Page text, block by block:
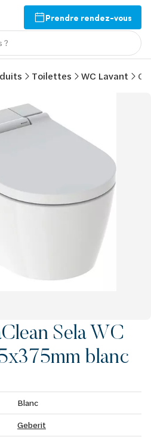
Prendre rendez-vous
?
Toilettes WC Lavant
Sela WC
blanc
Blanc
Geberit